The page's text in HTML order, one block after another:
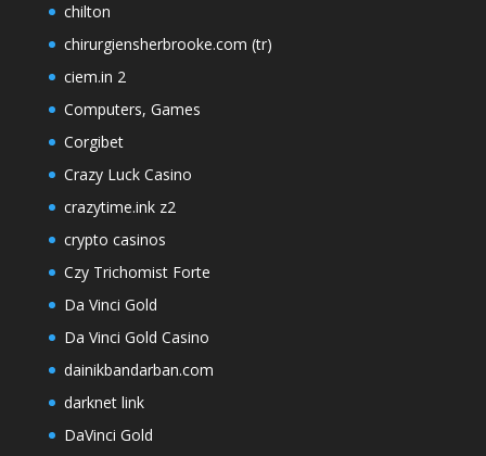
chilton
chirurgiensherbrooke.com (tr)
ciem.in 2
Computers, Games
Corgibet
Crazy Luck Casino
crazytime.ink z2
crypto casinos
Czy Trichomist Forte
Da Vinci Gold
Da Vinci Gold Casino
dainikbandarban.com
darknet link
DaVinci Gold